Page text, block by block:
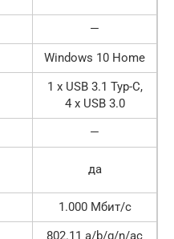
—
Windows 10 Home
1 x USB 3.1 Typ-C,
4 x USB 3.0
—
да
1.000 Мбит/с
802.11 a/b/g/n/ac